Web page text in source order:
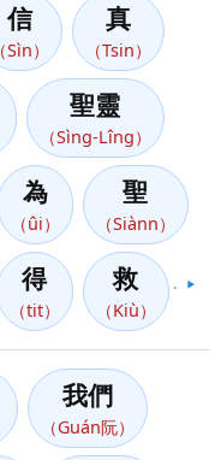
信
（Sìn）
真
（Tsin）
聖靈
（Sìng-Lîng）
為
（ûi）
聖
（Siànn）
得
（tit）
救
（Kiù）
▶️
我們
（Guán阮）